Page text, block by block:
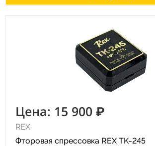
Цена: 15 900 ₽
REX
Фторовая спрессовка REX TK-245